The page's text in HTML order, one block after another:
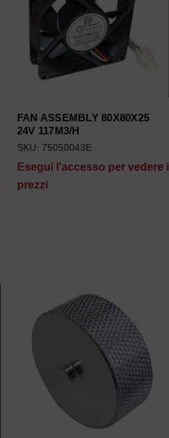
FAN ASSEMBLY 80X80X25
24V 117M3/H
SKU: 75050043E
Esegui l'accesso per vedere i
prezzi